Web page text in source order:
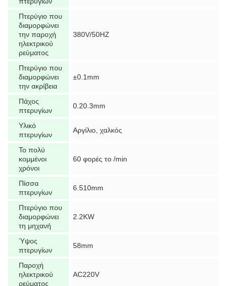
Πτερύγιο που
διαμορφώνει
την παροχή
ηλεκτρικού
ρεύματος
380V/50HZ
Πτερύγιο που
διαμορφώνει
την ακρίβεια
±0.1mm
Πάχος
πτερυγίων
0.20.3mm
Υλικό
πτερυγίων
Αργίλιο, χαλκός
Το πολύ
κομμένοι
χρόνοι
60 φορές το /min
Πίσσα
πτερυγίων
6.510mm
Πτερύγιο που
διαμορφώνει
τη μηχανή
2.2KW
Ύψος
πτερυγίων
58mm
Παροχή
ηλεκτρικού
ρεύματος
AC220V